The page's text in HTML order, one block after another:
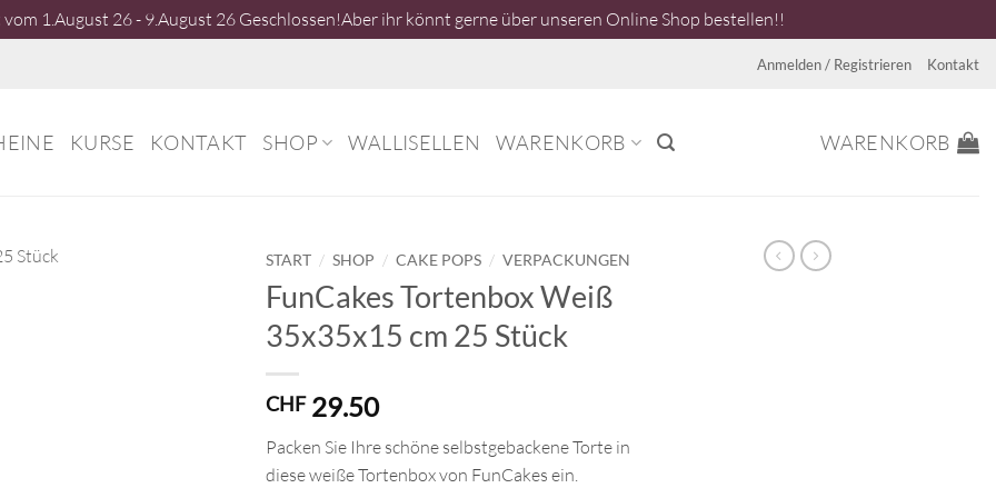
1.August 26 - 9.August 26 Geschlossen!Aber ihr könnt gerne über unseren Online Shop bestellen!!
Anmelden / Registrieren Kontakt
KURSE KONTAKT SHOP WALLISELLEN WARENKORB WARENKORB
START / SHOP / CAKE POPS / VERPACKUNGEN
FunCakes Tortenbox Weiß
35x35x15 cm 25 Stück
CHF29.50
Packen Sie Ihre schöne selbstgebackene Torte in
diese weiße Tortenbox von FunCakes ein.